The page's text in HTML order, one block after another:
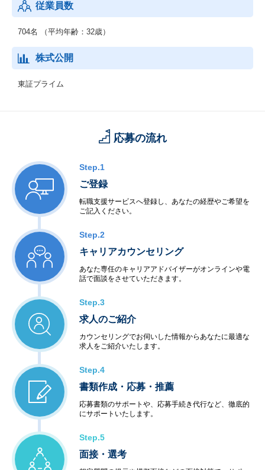
従業員数
704名 （平均年齢：32歳）
株式公開
東証プライム
応募の流れ
Step.1
ご登録
転職支援サービスへ登録し、あなたの経歴やご希望を
ご記入ください。
Step.2
キャリアカウンセリング
あなた専任のキャリアアドバイザーがオンラインや電
話で面談をさせていただきます。
Step.3
求人のご紹介
カウンセリングでお伺いした情報からあなたに最適な
求人をご紹介いたします。
Step.4
書類作成・応募・推薦
応募書類のサポートや、応募手続き代行など、徹底的
にサポートいたします。
Step.5
面接・選考